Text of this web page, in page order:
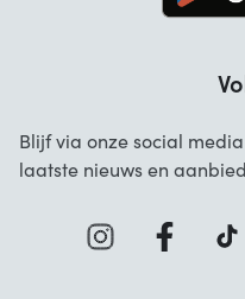
Blijf via onze social
laatste nieuws en